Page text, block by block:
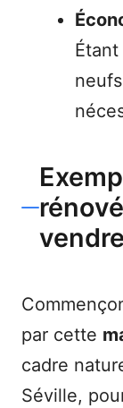
Étant
vendre
par cette
cadre
Séville,